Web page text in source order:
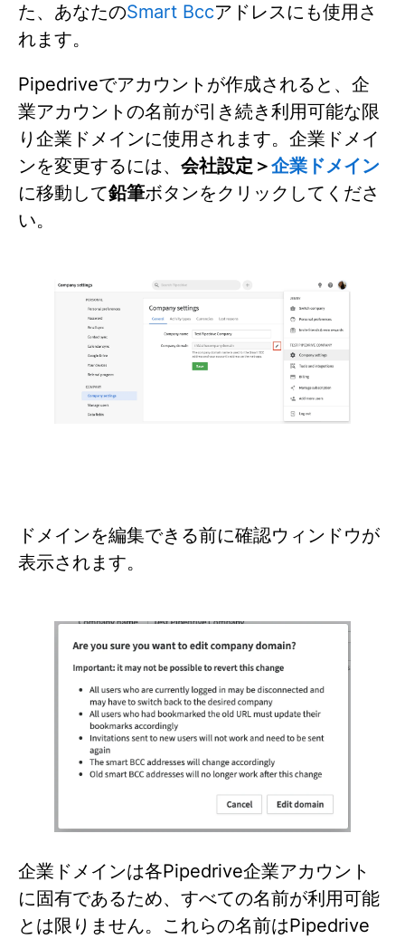
た、あなたのSmart Bccアドレスにも使用さ
れます。
Pipedriveでアカウントが作成されると、企
業アカウントの名前が引き続き利用可能な限
り企業ドメインに使用されます。企業ドメイ
ンを変更するには、 会社設定＞企業ドメイン
に移動して鉛筆ボタンをクリックしてくださ
い。
ドメインを編集できる前に確認ウィンドウが
表示されます。
企業ドメインは各Pipedrive企業アカウント
に固有であるため、すべての名前が利用可能
とは限りません。これらの名前はPipedrive